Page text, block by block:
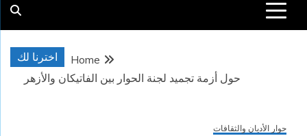
اخترنا لك
Home
حول أزمة تجميد لجنة الحوار بين الفاتيكان والأزهر
حوار الأديان والثقافات